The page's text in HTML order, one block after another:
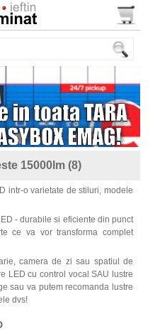
15000lm (8)
intr-o varietate de stiluri, modele
- durabile si eficiente din punct
ce va vor transforma complet
camera de zi sau spatiul de
LED cu control vocal SAU lustre
sau va putem recomanda lustre
dvs!